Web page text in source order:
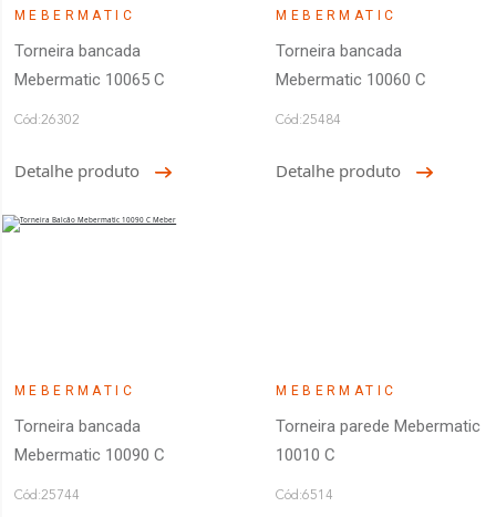
MEBERMATIC
Torneira bancada
Mebermatic 10065 C
Cód:26302
Detalhe produto
MEBERMATIC
Torneira bancada
Mebermatic 10060 C
Cód:25484
Detalhe produto
MEBERMATIC
Torneira bancada
Mebermatic 10090 C
Cód:25744
MEBERMATIC
Torneira parede Mebermatic
10010 C
Cód:6514